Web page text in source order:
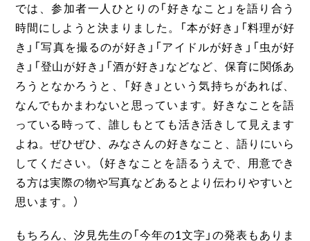
では、参加者一人ひとりの「好きなこと」を語り合う
時間にしようと決まりました。「本が好き」「料理が好
き」「写真を撮るのが好き」「アイドルが好き」「虫が好
き」「登山が好き」「酒が好き」などなど、保育に関係あ
ろうとなかろうと、「好き」という気持ちがあれば、
なんでもかまわないと思っています。好きなことを語
っている時って、誰しもとても活き活きして見えます
よね。ぜひぜひ、みなさんの好きなこと、語りにいら
してください。（好きなことを語るうえで、用意でき
る方は実際の物や写真などあるとより伝わりやすいと
思います。）
もちろん、汐見先生の「今年の1文字」の発表もありま